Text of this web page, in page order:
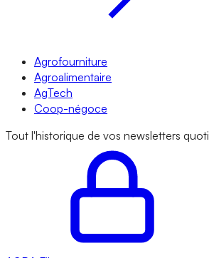
Agrofourniture
Agroalimentaire
AgTech
Coop-négoce
Tout l'historique de vos newsletters